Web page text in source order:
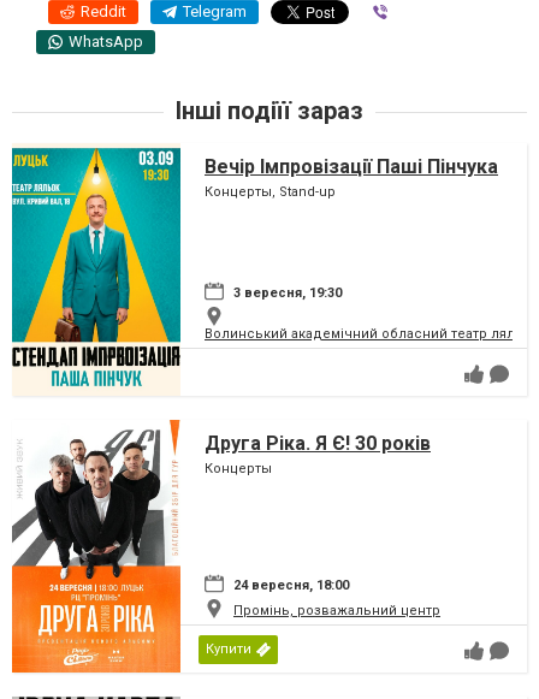
Reddit Telegram
WhatsApp
Інші подіїї зараз
Вечір Імпровізації Паші Пінчука
Концерты, Stand-up
3 вересня, 19:30
Волинський академічний обласний театр ляльок
Друга Ріка. Я Є! 30 років
Концерты
24 вересня, 18:00
Промінь, розважальний центр
Купити